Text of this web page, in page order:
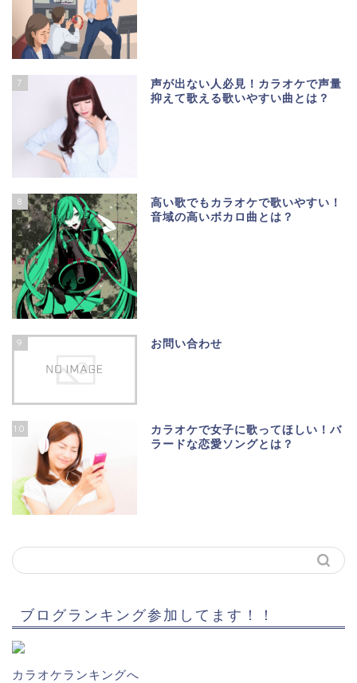
7
声が出ない人必見！カラオケで声量
抑えて歌える歌いやすい曲とは？
8
高い歌でもカラオケで歌いやすい！
音域の高いボカロ曲とは？
9 お問い合わせ
10
カラオケで女子に歌ってほしい！バ
ラードな恋愛ソングとは？
ブログランキング参加してます！！
カラオケランキングへ